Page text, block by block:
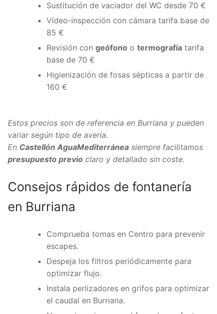
Sustitución de vaciador del WC desde 70 €
Vídeo-inspección con cámara tarifa base de
85 €
Revisión con geófono o termografía tarifa
base de 70 €
Higienización de fosas sépticas a partir de
160 €
Estos precios son de referencia en Burriana y pueden
variar según tipo de avería.
En Castellón AguaMediterránea siempre facilitamos
presupuesto previo claro y detallado sin coste.
Consejos rápidos de fontanería
en Burriana
Comprueba tomas en Centro para prevenir
escapes.
Despeja los filtros periódicamente para
optimizar flujo.
Instala perlizadores en grifos para optimizar
el caudal en Burriana.